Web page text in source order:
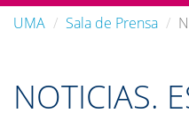
UMA
Sala de Prensa
NOTICIAS.